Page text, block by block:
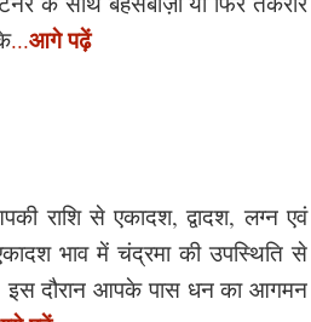
...आगे पढ़ें
राशि से एकादश, द्वादश, लग्न एवं
भाव में चंद्रमा की उपस्थिति से
इस दौरान आपके पास धन का आगमन